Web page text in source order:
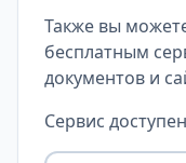
Также вы
бесплатным
документов и
Сервис